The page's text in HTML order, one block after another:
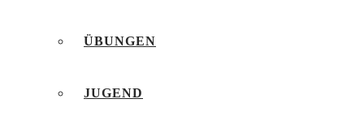
ÜBUNGEN
JUGEND